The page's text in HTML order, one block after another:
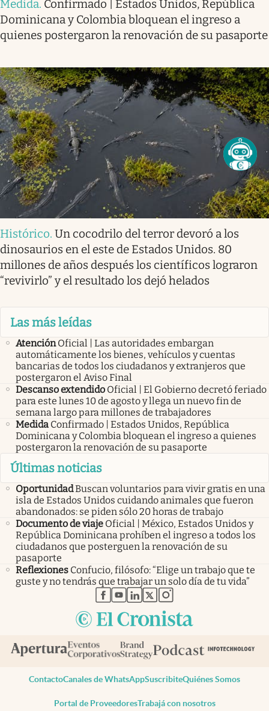
Medida. Confirmado | Estados Unidos, República
Dominicana y Colombia bloquean el ingreso a
quienes postergaron la renovación de su pasaporte
Histórico. Un cocodrilo del terror devoró a los
dinosaurios en el este de Estados Unidos. 80
millones de años después los científicos lograron
“revivirlo” y el resultado los dejó helados
Las más leídas
Atención Oficial | Las autoridades embargan
automáticamente los bienes, vehículos y cuentas
bancarias de todos los ciudadanos y extranjeros que
postergaron el Aviso Final
Descanso extendido Oficial | El Gobierno decretó feriado
para este lunes 10 de agosto y llega un nuevo fin de
semana largo para millones de trabajadores
Medida Confirmado | Estados Unidos, República
Dominicana y Colombia bloquean el ingreso a quienes
postergaron la renovación de su pasaporte
Últimas noticias
OportunidadBuscan voluntarios para vivir gratis en una
isla de Estados Unidos cuidando animales que fueron
abandonados: se piden sólo 20 horas de trabajo
Documento de viaje Oficial | México, Estados Unidos y
República Dominicana prohíben el ingreso a todos los
ciudadanos que posterguen la renovación de su
pasaporte
Reflexiones Confucio, filósofo: “Elige un trabajo que te
guste y no tendrás que trabajar un solo día de tu vida”
abre en nueva pestaña
abre en nueva pestaña
abre en nueva pestaña
abre en nueva pestaña
abre en nueva pestaña
ContactoCanales de WhatsAppSuscribiteQuiénes Somos
Portal de ProveedoresTrabajá con nosotros